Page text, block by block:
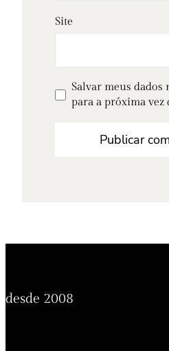
Site
Salvar meus dados
para a próxima vez
desde 2008